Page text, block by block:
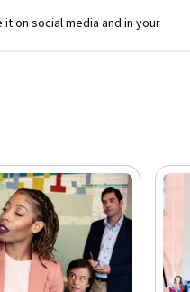
im Projektmanagement
on social media and in your